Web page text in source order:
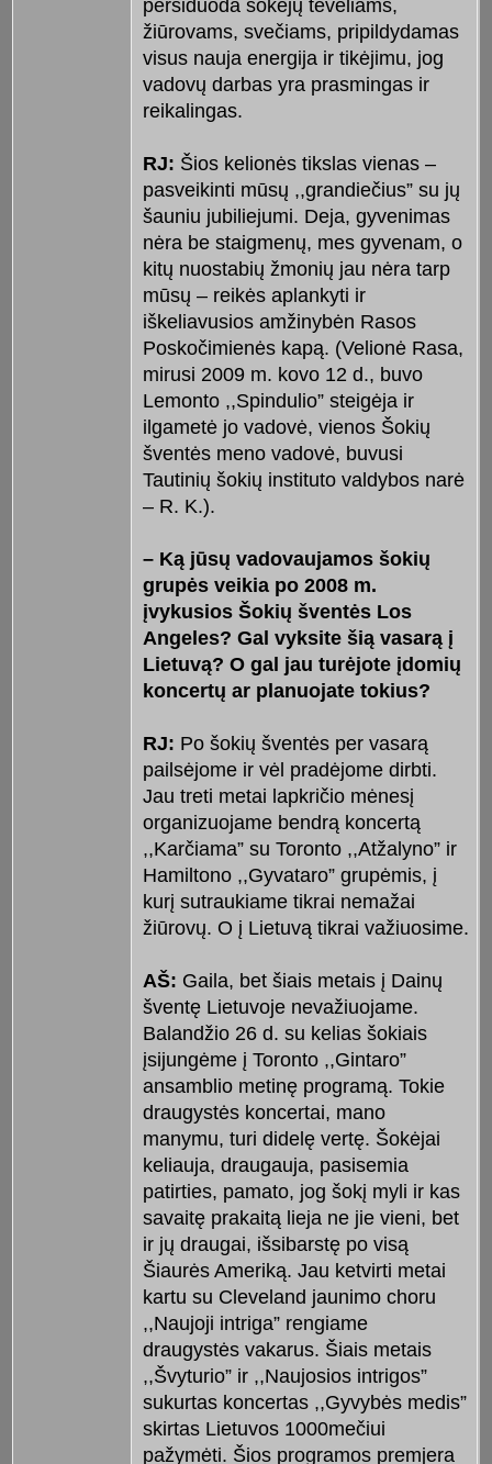
persiduoda šokėjų tėveliams,
žiūrovams, svečiams, pripildydamas
visus nauja energija ir tikėjimu, jog
vadovų darbas yra prasmingas ir
reikalingas.
RJ: Šios kelionės tikslas vienas –
pasveikinti mūsų ,,grandiečius” su jų
šauniu jubiliejumi. Deja, gyvenimas
nėra be staigmenų, mes gyvenam, o
kitų nuostabių žmonių jau nėra tarp
mūsų – reikės aplankyti ir
iškeliavusios amžinybėn Rasos
Poskočimienės kapą. (Velionė Rasa,
mirusi 2009 m. kovo 12 d., buvo
Lemonto ,,Spindulio” steigėja ir
ilgametė jo vadovė, vienos Šokių
šventės meno vadovė, buvusi
Tautinių šokių instituto valdybos narė
– R. K.).
– Ką jūsų vadovaujamos šokių
grupės veikia po 2008 m.
įvykusios Šokių šventės Los
Angeles? Gal vyksite šią vasarą į
Lietuvą? O gal jau turėjote įdomių
koncertų ar planuojate tokius?
RJ: Po šokių šventės per vasarą
pailsėjome ir vėl pradėjome dirbti.
Jau treti metai lapkričio mėnesį
organizuojame bendrą koncertą
,,Karčiama” su Toronto ,,Atžalyno” ir
Hamiltono ,,Gyvataro” grupėmis, į
kurį sutraukiame tikrai nemažai
žiūrovų. O į Lietuvą tikrai važiuosime.
AŠ: Gaila, bet šiais metais į Dainų
šventę Lietuvoje nevažiuojame.
Balandžio 26 d. su kelias šokiais
įsijungėme į Toronto ,,Gintaro”
ansamblio metinę programą. Tokie
draugystės koncertai, mano
manymu, turi didelę vertę. Šokėjai
keliauja, draugauja, pasisemia
patirties, pamato, jog šokį myli ir kas
savaitę prakaitą lieja ne jie vieni, bet
ir jų draugai, išsibarstę po visą
Šiaurės Ameriką. Jau ketvirti metai
kartu su Cleveland jaunimo choru
,,Naujoji intriga” rengiame
draugystės vakarus. Šiais metais
,,Švyturio” ir ,,Naujosios intrigos”
sukurtas koncertas ,,Gyvybės medis”
skirtas Lietuvos 1000mečiui
pažymėti. Šios programos premjera